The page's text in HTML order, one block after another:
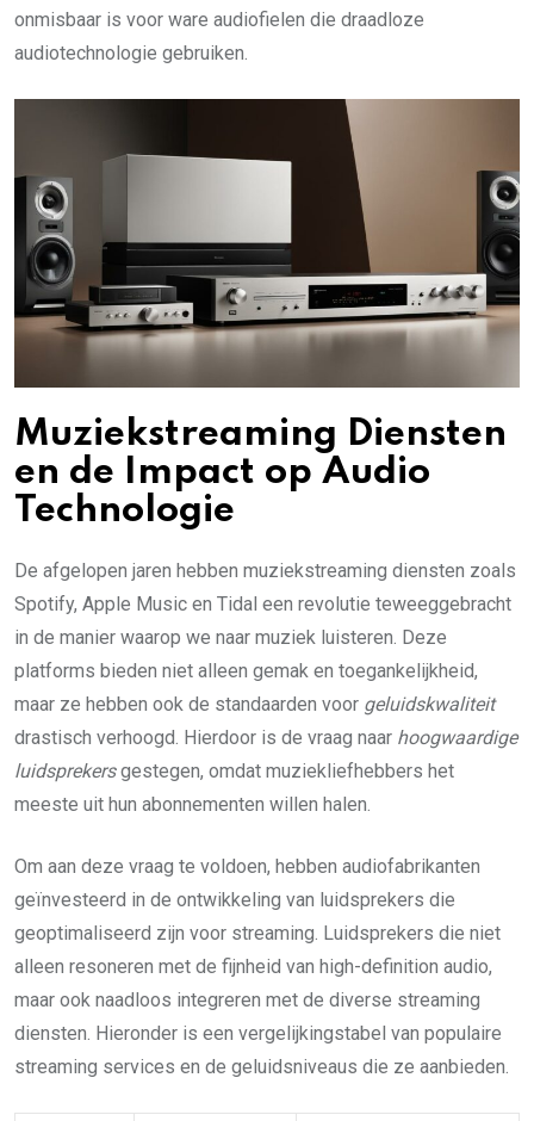
onmisbaar is voor ware audiofielen die draadloze
audiotechnologie gebruiken.
Muziekstreaming Diensten
en de Impact op Audio
Technologie
De afgelopen jaren hebben muziekstreaming diensten zoals
Spotify, Apple Music en Tidal een revolutie teweeggebracht
in de manier waarop we naar muziek luisteren. Deze
platforms bieden niet alleen gemak en toegankelijkheid,
maar ze hebben ook de standaarden voor geluidskwaliteit
drastisch verhoogd. Hierdoor is de vraag naar hoogwaardige
luidsprekersgestegen, omdat muziekliefhebbers het
meeste uit hun abonnementen willen halen.
Om aan deze vraag te voldoen, hebben audiofabrikanten
geïnvesteerd in de ontwikkeling van luidsprekers die
geoptimaliseerd zijn voor streaming. Luidsprekers die niet
alleen resoneren met de fijnheid van high-definition audio,
maar ook naadloos integreren met de diverse streaming
diensten. Hieronder is een vergelijkingstabel van populaire
streaming services en de geluidsniveaus die ze aanbieden.